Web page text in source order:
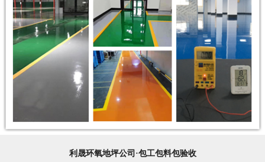
利晟环氧地坪公司·包工包料包验收